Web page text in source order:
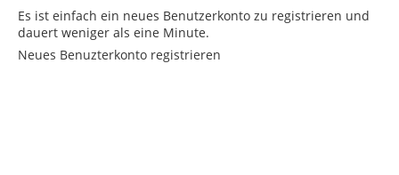
Es ist einfach ein neues Benutzerkonto zu registrieren und
dauert weniger als eine Minute.
Neues Benuzterkonto registrieren